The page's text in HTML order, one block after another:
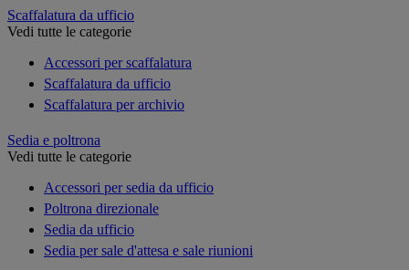
Scaffalatura da ufficio
Vedi tutte le categorie
Accessori per scaffalatura
Scaffalatura da ufficio
Scaffalatura per archivio
Sedia e poltrona
Vedi tutte le categorie
Accessori per sedia da ufficio
Poltrona direzionale
Sedia da ufficio
Sedia per sale d'attesa e sale riunioni